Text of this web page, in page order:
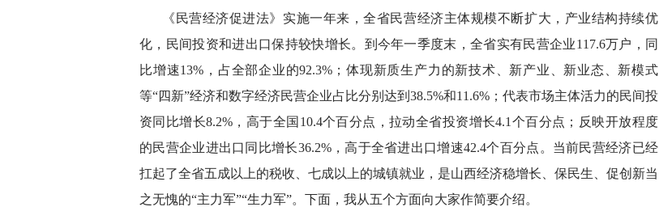
《民营经济促进法》实施一年来，全省民营经济主体规模不断扩大，产业结构持续优
化，民间投资和进出口保持较快增长。到今年一季度末，全省实有民营企业117.6万户，同
比增速13%，占全部企业的92.3%；体现新质生产力的新技术、新产业、新业态、新模式
等“四新”经济和数字经济民营企业占比分别达到38.5%和11.6%；代表市场主体活力的民间投
资同比增长8.2%，高于全国10.4个百分点，拉动全省投资增长4.1个百分点；反映开放程度
的民营企业进出口同比增长36.2%，高于全省进出口增速42.4个百分点。当前民营经济已经
扛起了全省五成以上的税收、七成以上的城镇就业，是山西经济稳增长、保民生、促创新当
之无愧的“主力军”“生力军”。下面，我从五个方面向大家作简要介绍。